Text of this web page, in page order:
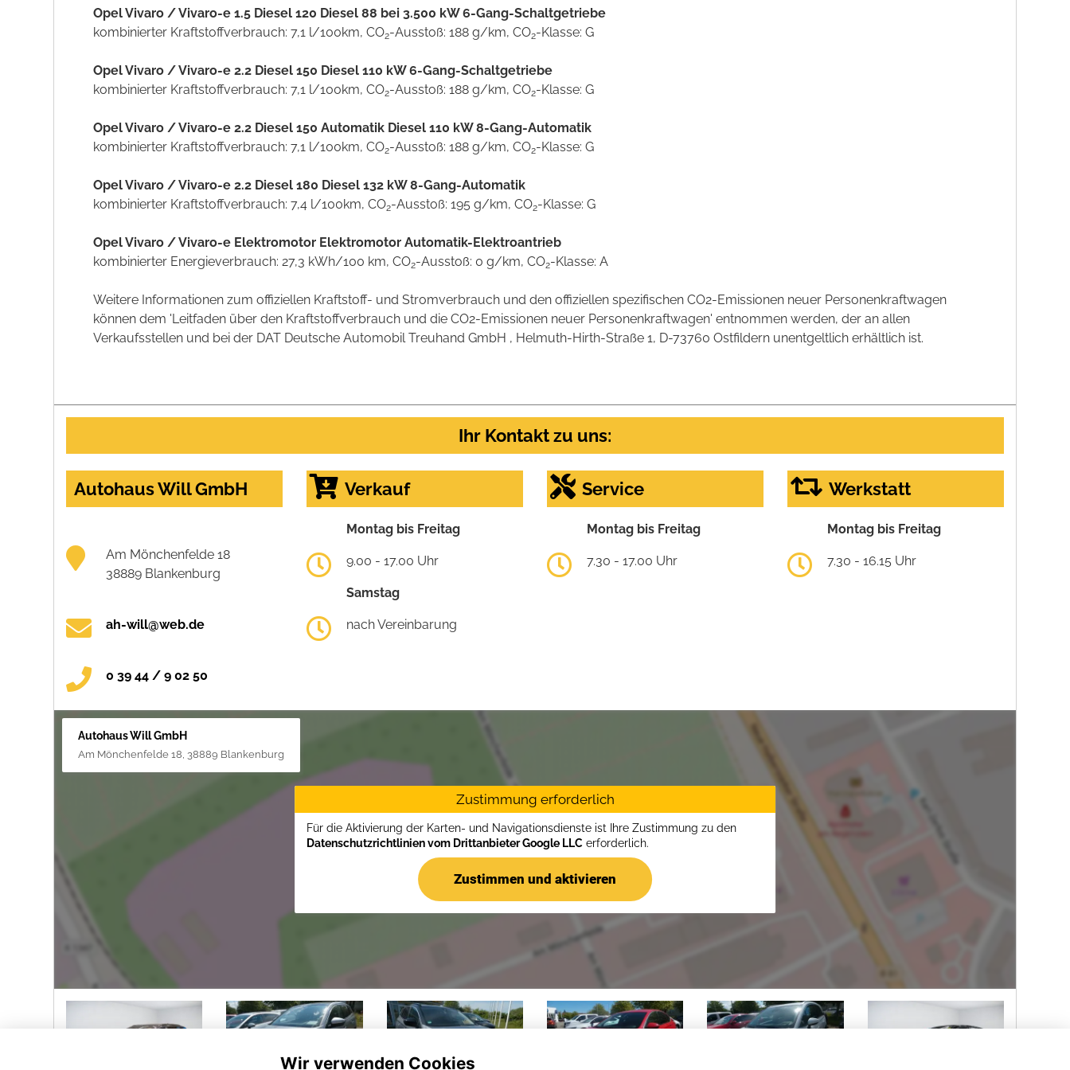
Opel Vivaro / Vivaro-e 1.5 Diesel 120 Diesel 88 bei 3.500 kW 6-Gang-Schaltgetriebe
kombinierter Kraftstoffverbrauch: 7,1 l/100km, CO2-Ausstoß: 188 g/km, CO2-Klasse: G
Opel Vivaro / Vivaro-e 2.2 Diesel 150 Diesel 110 kW 6-Gang-Schaltgetriebe
kombinierter Kraftstoffverbrauch: 7,1 l/100km, CO2-Ausstoß: 188 g/km, CO2-Klasse: G
Opel Vivaro / Vivaro-e 2.2 Diesel 150 Automatik Diesel 110 kW 8-Gang-Automatik
kombinierter Kraftstoffverbrauch: 7,1 l/100km, CO2-Ausstoß: 188 g/km, CO2-Klasse: G
Opel Vivaro / Vivaro-e 2.2 Diesel 180 Diesel 132 kW 8-Gang-Automatik
kombinierter Kraftstoffverbrauch: 7,4 l/100km, CO2-Ausstoß: 195 g/km, CO2-Klasse: G
Opel Vivaro / Vivaro-e Elektromotor Elektromotor Automatik-Elektroantrieb
kombinierter Energieverbrauch: 27,3 kWh/100 km, CO2-Ausstoß: 0 g/km, CO2-Klasse: A
Weitere Informationen zum offiziellen Kraftstoff- und Stromverbrauch und den offiziellen spezifischen CO2-Emissionen neuer Personenkraftwagen
können dem 'Leitfaden über den Kraftstoffverbrauch und die CO2-Emissionen neuer Personenkraftwagen' entnommen werden, der an allen
Verkaufsstellen und bei der DAT Deutsche Automobil Treuhand GmbH , Helmuth-Hirth-Straße 1, D-73760 Ostfildern unentgeltlich erhältlich ist.
Ihr Kontakt zu uns:
Autohaus Will GmbH
Am Mönchenfelde 18
38889 Blankenburg
ah-will@web.de
0 39 44 / 9 02 50
Verkauf
Montag bis Freitag
9.00 - 17.00 Uhr
Samstag
nach Vereinbarung
Service
Montag bis Freitag
7.30 - 17.00 Uhr
Werkstatt
Montag bis Freitag
7.30 - 16.15 Uhr
Autohaus Will GmbH
Am Mönchenfelde 18, 38889 Blankenburg
Zustimmung erforderlich
Für die Aktivierung der Karten- und Navigationsdienste ist Ihre Zustimmung zu den
Datenschutzrichtlinien vom Drittanbieter Google LLC erforderlich.
Zustimmen und aktivieren
Wir verwenden Cookies